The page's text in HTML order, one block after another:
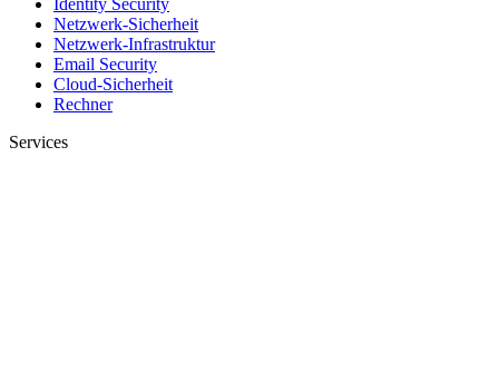
Identity Security
Netzwerk-Sicherheit
Netzwerk-Infrastruktur
Email Security
Cloud-Sicherheit
Rechner
Services